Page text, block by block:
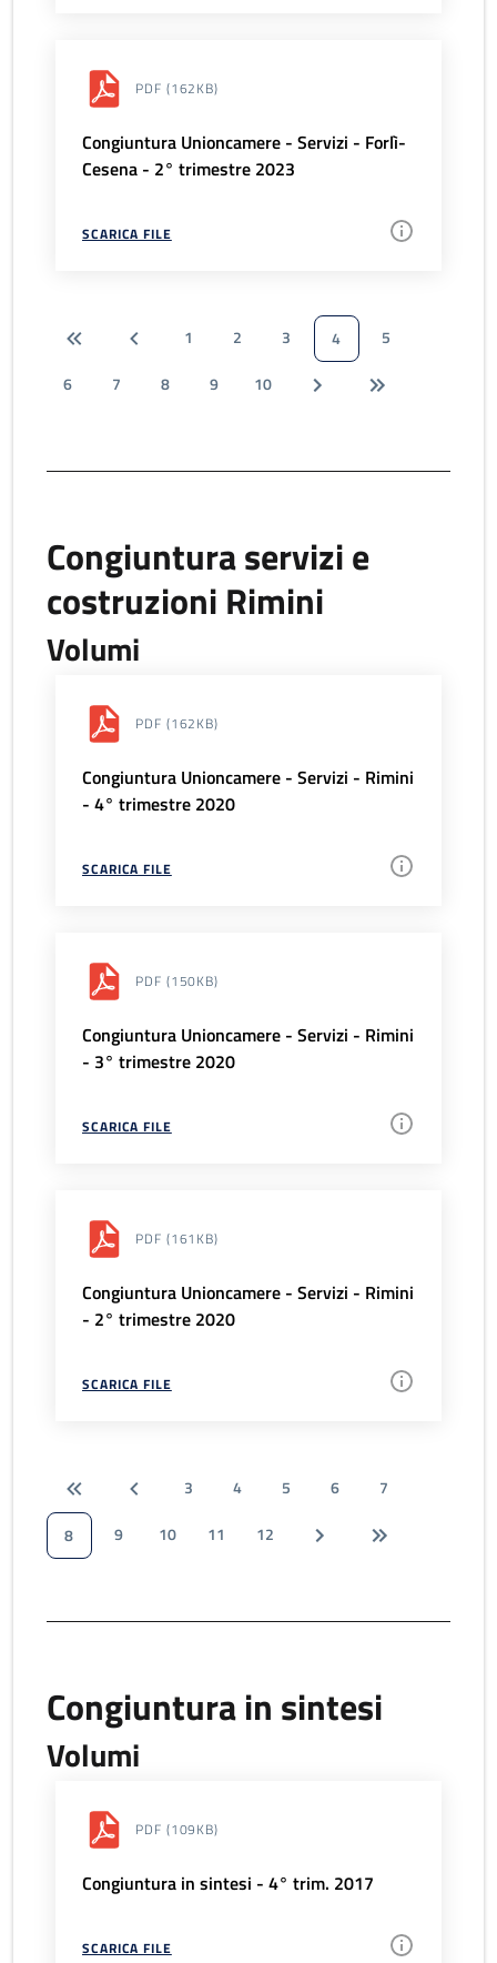
PDF (162KB)
Congiuntura Unioncamere - Servizi - Forlì-
Cesena - 2° trimestre 2023
SCARICA FILE
1 2 3 4
5
6
7 8 9 10
Congiuntura servizi e
costruzioni Rimini
Volumi
PDF (162KB)
Congiuntura Unioncamere - Servizi - Rimini
- 4° trimestre 2020
SCARICA FILE
PDF (150KB)
Congiuntura Unioncamere - Servizi - Rimini
- 3° trimestre 2020
SCARICA FILE
PDF (161KB)
Congiuntura Unioncamere - Servizi - Rimini
- 2° trimestre 2020
SCARICA FILE
3 4 5 6
7
8
9 10 11 12
Congiuntura in sintesi
Volumi
PDF (109KB)
Congiuntura in sintesi - 4° trim. 2017
SCARICA FILE